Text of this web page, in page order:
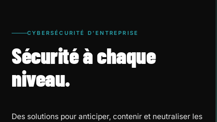
CYBERSÉCURITÉ D'ENTREPRISE
Sécurité à chaque
niveau.
Des solutions pour anticiper, contenir et neutraliser les